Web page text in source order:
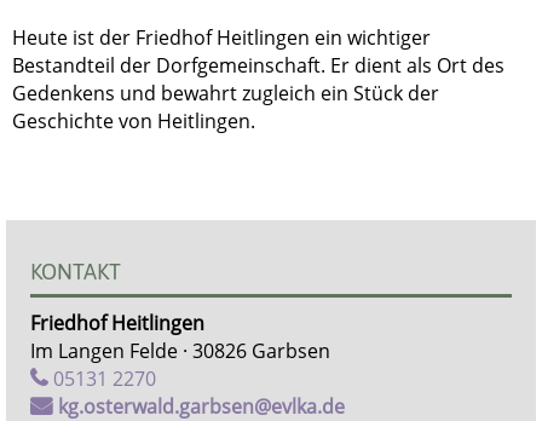
Heute ist der Friedhof Heitlingen ein wichtiger
Bestandteil der Dorfgemeinschaft. Er dient als Ort des
Gedenkens und bewahrt zugleich ein Stück der
Geschichte von Heitlingen.
KONTAKT
Friedhof Heitlingen
Im Langen Felde · 30826 Garbsen
05131 2270
kg.osterwald.garbsen@evlka.de